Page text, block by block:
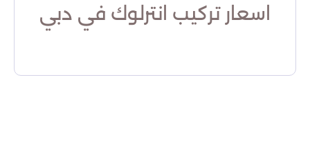
اسعار تركيب انترلوك في دبي